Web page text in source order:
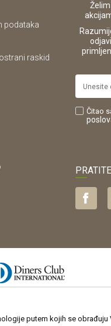
podataka
raskid
Čitao
u svakom prodajnom
putem kojih se